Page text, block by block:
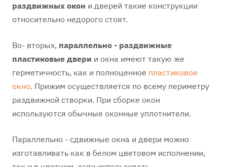
раздвижных окон и дверей такие конструкции
относительно недорого стоят.
Во- вторых, параллельно - раздвижные
пластиковые двери и окна имеют такую же
герметичность, как и полноценное пластиковое
окно. Прижим осуществляется по всему периметру
раздвижной створки. При сборке окон
используются обычные оконные уплотнители.
Параллельно - сдвижные окна и двери можно
изготавливать как в белом цветовом исполнении,